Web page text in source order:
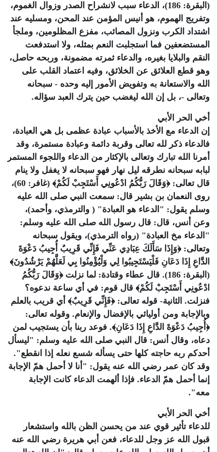
(البقرة: 186)، الدعاء سبب لانشراح الصدر وزوال الغموم،
وتفريج الهموم، هو أنيس المؤمن عند المحن، ومسليه عند
اشتداد الكرب ونزول المصائب، مفزع المظلومين، وملجأ
المستضعفين فما استجلبت النعم بمثله، ولا استدفعت
النقم والبلايا بغيره، والدعاء ثمرته مضمونة، وربحه حاصل،
وهو قطع العلائق عن الخلائق، وفيه اعتماد القلب على
الله والاستعانة به وتفويض الأمور إليه وحده - سبحانه
وتعالى -، بل إن الله ليغضب حين يترك العبد سؤاله.
أخي الحر الأبي
إن الدعاء مع الأخذ بالأسباب عبادة عظمى بل هي العبادة،
فالدعاء ذكر لله تعالى وقربة دائمة وعبادة مستمرة، وقد
أمرنا الله تبارك وتعالى بالإكثار من الدعاء واللجوء المستمر
لبابه سبحانه نطرقه ليل نهار فهو سبحانه لا يغفل ولا ينام
قال تعالى: ﴿وَقَالَ رَبُّكُمُ ادْعُونِي أَسْتَجِبْ لَكُمْ﴾ (غافر: 60)،
روى النعمان بن بشير قال: سمعت النبي صلى الله عليه
وسلم يقول: "الدعاء هو العبادة" ( والترمذي، وأحمد)،
وعن أنس، قال: قال رسول الله صلى الله عليه وسلم:
"الدعاء مخ العبادة" (رواه الترمذي)، ويقول سبحانه
وتعالى: ﴿وَإِذَا سَأَلَكَ عِبَادِي عَنِّي فَإِنِّي قَرِيبٌ أُجِيبُ دَعْوَةَ
الدَّاعِ إِذَا دَعَانِ فَلْيَسْتَجِيبُوا لِي وَلْيُؤْمِنُوا بِي لَعَلَّهُمْ يَرْشُدُونَ﴾
(البقرة: 186). قال عطاء وقتادة: لما نزلت ﴿وَقَالَ رَبُّكُمُ
ادْعُونِي أَسْتَجِبْ لَكُمْ﴾ قال قوم: في أي ساعة ندعوه؟
فنزلت. الثانية- قوله تعالى: ﴿فَإِنِّي قَرِيبٌ﴾ أي قريب بالعلم
وبالإجابة ومن أوليائي بالإفضال والإنعام. وقوله تعالى:
﴿أُجِيبُ دَعْوَةَ الدَّاعِ إِذَا دَعَانِ﴾. فوعد ربنا بأن يستجيب لمن
دعاه، وقال أنس: قال النبي صلى الله عليه وسلم: "ليسأل
أحدكم ربه حاجته كلها حتى يسأله شسع نعله إذا انقطع".
وقد كان عمر رضي الله عنه يقول: "أنا لا أحمل همّ الإجابة
إنما أحمل همّ الدعاء. فإذا ألهمت الدعاء كانت الإجابة
معه".
أخي الحر الأبي
للدعاء تأثير قوي عند من يحسن الظن بالله واستشعار
قبول الله عز وجل للدعاء، فعن أبي هريرة رضي الله عنه